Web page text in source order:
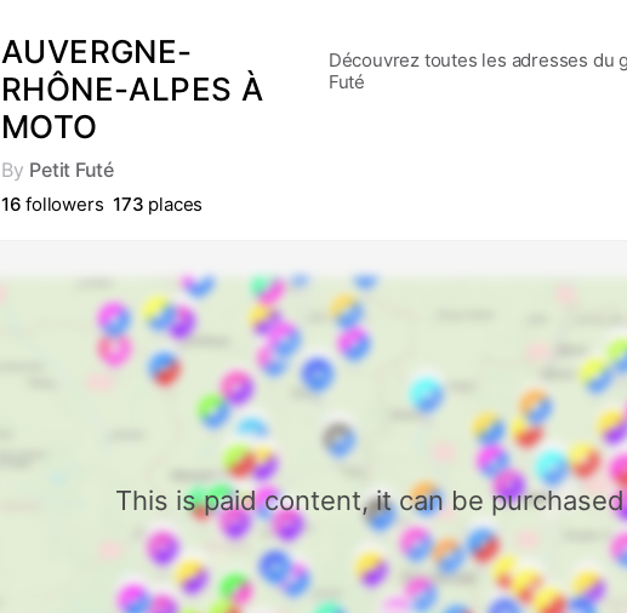
AUVERGNE-
RHÔNE-ALPES À
MOTO
By Petit Futé
16followers 173 places
Découvrez toutes les adresses du
Futé
This is paid content, it can be